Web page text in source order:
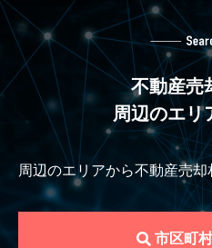
不動産売
周辺のエリ
周辺のエリアから不動産売却
市区町